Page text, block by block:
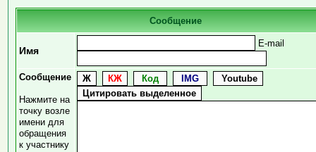
Сообщение
Имя
E-mail
Сообщение
Нажмите на
точку возле
имени для
обращения
к участнику